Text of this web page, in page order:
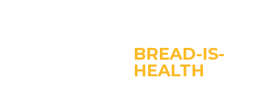
BREAD-IS-
HEALTH